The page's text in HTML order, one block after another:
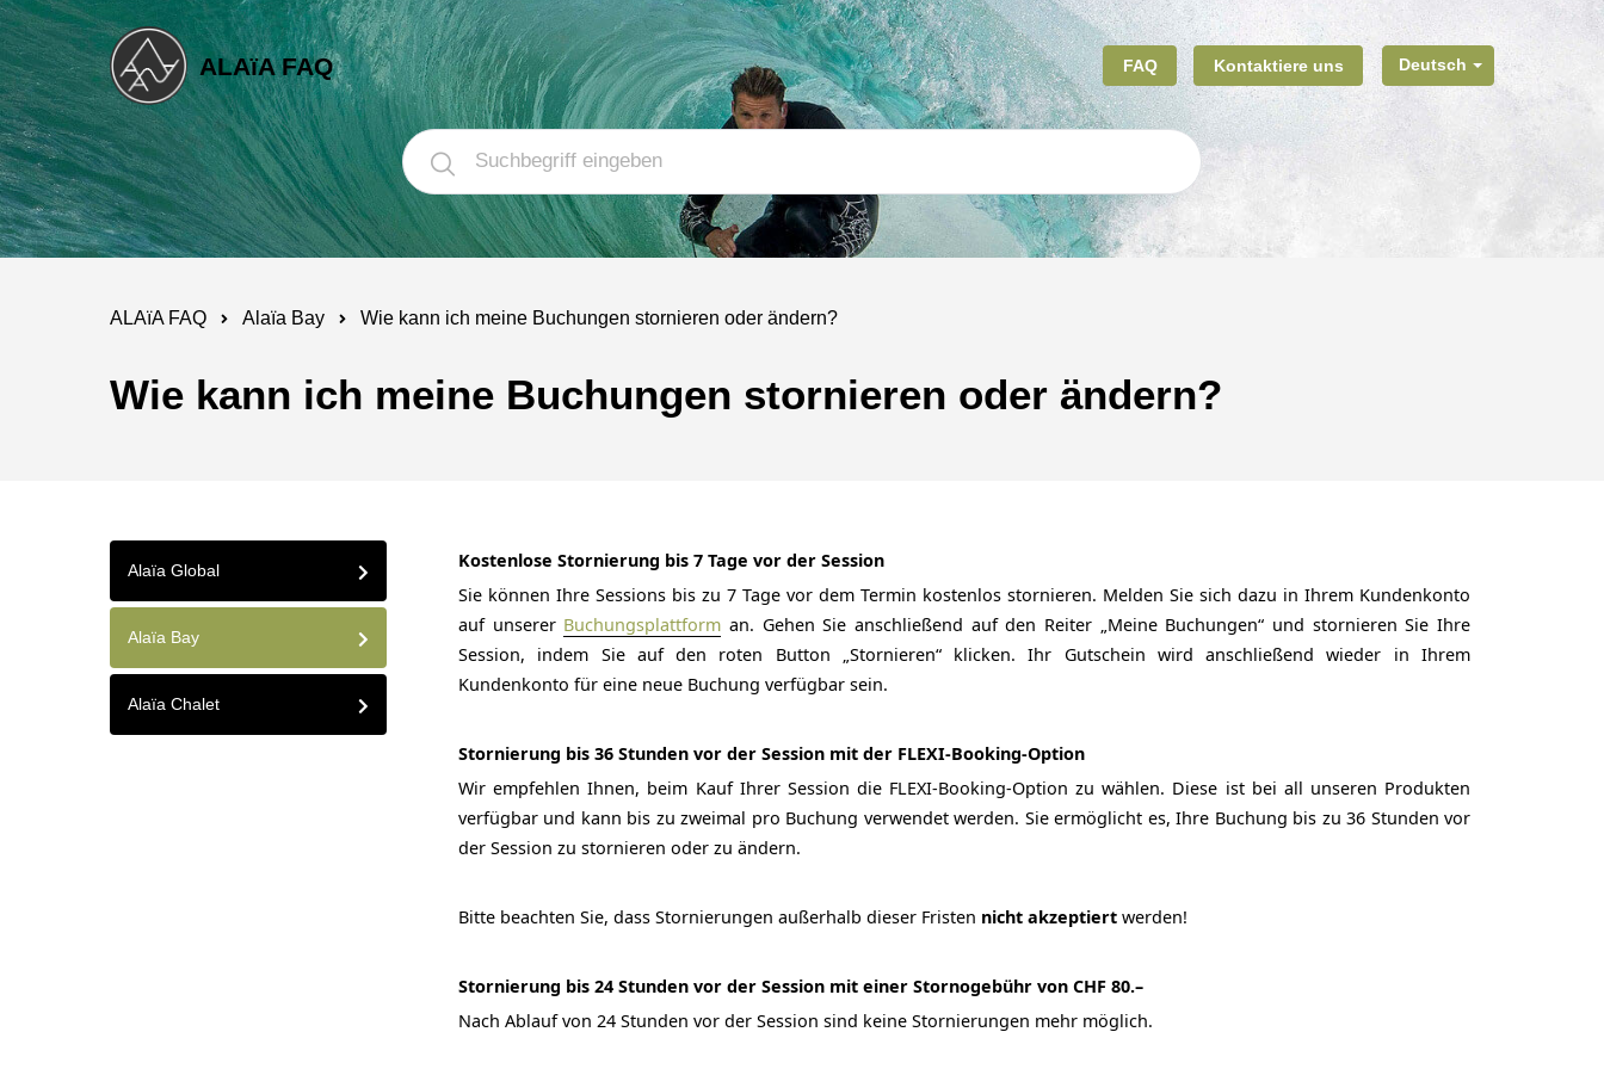
ALAïA FAQ FAQ Kontaktiere uns Deutsch
ALAïA FAQ Alaïa Bay Wie kann ich meine Buchungen stornieren oder ändern?
Wie kann ich meine Buchungen stornieren oder ändern?
Alaïa Global
Alaïa Bay
Alaïa Chalet
Kostenlose Stornierung bis 7 Tage vor der Session
Sie können Ihre Sessions bis zu 7 Tage vor dem Termin kostenlos stornieren. Melden Sie sich dazu in Ihrem Kundenkonto
auf unserer Buchungsplattform an. Gehen Sie anschließend auf den Reiter „Meine Buchungen“ und stornieren Sie Ihre
Session, indem Sie auf den roten Button „Stornieren“ klicken. Ihr Gutschein wird anschließend wieder in Ihrem
Kundenkonto für eine neue Buchung verfügbar sein.
Stornierung bis 36 Stunden vor der Session mit der FLEXI-Booking-Option
Wir empfehlen Ihnen, beim Kauf Ihrer Session die FLEXI-Booking-Option zu wählen. Diese ist bei all unseren Produkten
verfügbar und kann bis zu zweimal pro Buchung verwendet werden. Sie ermöglicht es, Ihre Buchung bis zu 36 Stunden vor
der Session zu stornieren oder zu ändern.
Bitte beachten Sie, dass Stornierungen außerhalb dieser Fristen nicht akzeptiert werden!
Stornierung bis 24 Stunden vor der Session mit einer Stornogebühr von CHF 80.–
Nach Ablauf von 24 Stunden vor der Session sind keine Stornierungen mehr möglich.